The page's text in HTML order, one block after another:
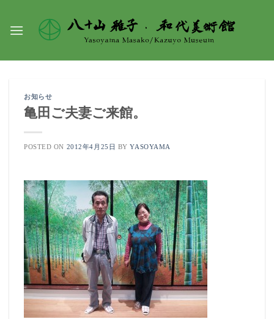
content
お知らせ
亀田ご夫妻ご来館。
POSTED ON 2012年4月25日 BYYASOYAMA